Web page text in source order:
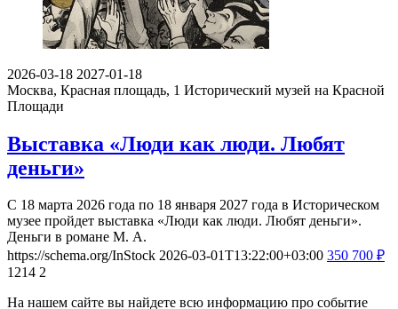
2026-03-18 2027-01-18
Москва, Красная площадь, 1 Исторический музей на Красной
Площади
Выставка «Люди как люди. Любят
деньги»
С 18 марта 2026 года по 18 января 2027 года в Историческом
музее пройдет выставка «Люди как люди. Любят деньги».
Деньги в романе М. А.
https://schema.org/InStock 2026-03-01T13:22:00+03:00 350 700 ₽
1214 2
На нашем сайте вы найдете всю информацию про событие